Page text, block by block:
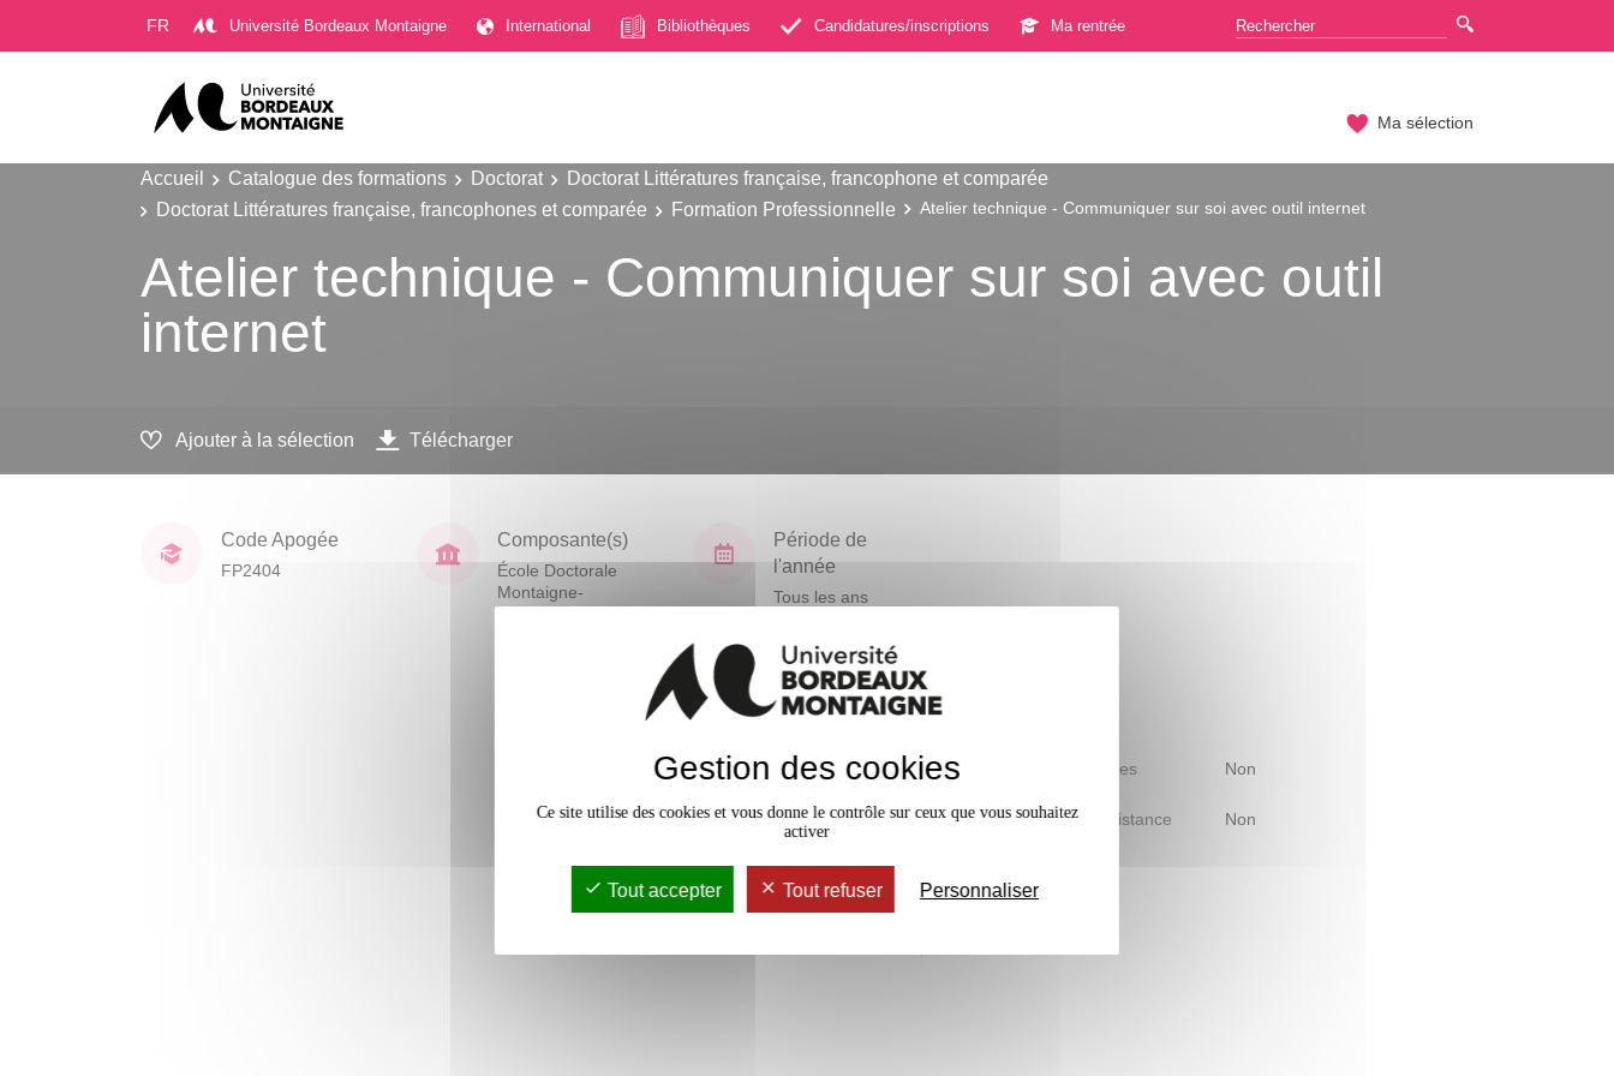
FR Université Bordeaux Montaigne International Bibliothèques Candidatures/inscriptions Ma rentrée
Ma sélection
Accueil Catalogue des formations Doctorat
Doctorat Littératures française, francophone et comparée
Doctorat Littératures française, francophones et comparée
Formation Professionnelle Atelier technique - Communiquer sur soi avec outil internet
Atelier technique - Communiquer sur soi avec outil
internet
Ajouter à la sélection Télécharger
Code Apogée
FP2404
Composante(s)
École Doctorale
Montaigne-
Humanités
Période de
l'année
Tous les ans
Mobilité d'études Non
Accessible à distance Non
Gestion des cookies
Ce site utilise des cookies et vous donne le contrôle sur ceux que vous souhaitez
activer
Tout accepter Tout refuser Personnaliser